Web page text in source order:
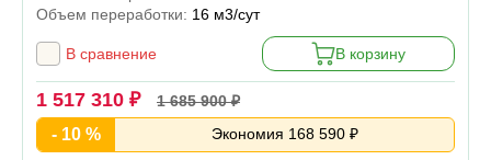
Объем переработки: 16 м3/сут
В сравнение В корзину
1 517 310 ₽ 1 685 900 ₽
- 10 % Экономия 168 590 ₽